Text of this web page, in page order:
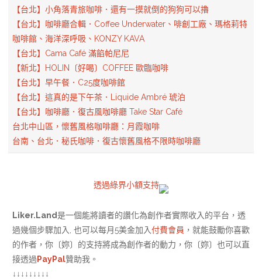
【台北】小角落青旅咖啡．還有一摸就倒的狗狗可以擼
【台北】咖啡廳合輯．Coffee Underwater、啡創工廠、瑪格莉特
咖啡館、海洋深呼吸、KONZY KAVA
【台北】Cama Café 滿餡帕尼尼
【新北】HOLIN〔好喝〕COFFEE 歐臨咖啡
【台北】早午餐．C25度咖啡館
【台北】這真的是下午茶．Liquide Ambré 琥泊
【台北】咖啡廳．復古風咖啡廳 Take Star Café
台北中山區，懷舊風格咖啡廳：月霞咖啡
台南、台北．秘氏咖啡．復古懷舊風格不限時咖啡廳
透過綠界小額支持
Liker.Land是一個能將讀者的讚化為創作者實際收入的平台，透
過幾個步驟加入, 也可以每月5美金加入付費會員 ，就能鼓勵你喜歡
的作者，你〔妳〕的支持將成為創作者的動力，你〔妳〕也可以直
接透過 PayPal贊助我。
↓↓↓↓↓↓↓↓↓